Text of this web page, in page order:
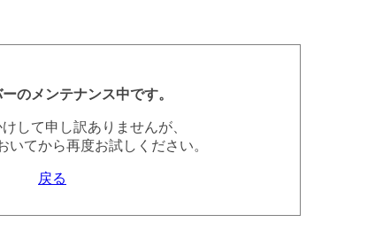
のメンテナンス中です。
して申し訳ありませんが、
いてから再度お試しください。
戻る